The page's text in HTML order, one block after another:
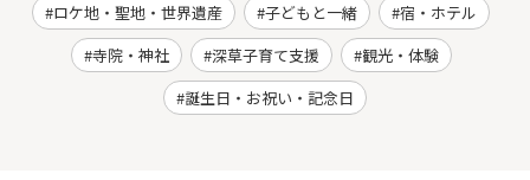
ロケ地・聖地・世界遺産
子どもと一緒
宿・ホテル
寺院・神社
深草子育て支援
観光・体験
誕生日・お祝い・記念日